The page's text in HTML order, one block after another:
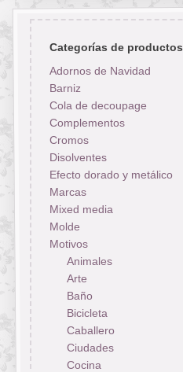
Categorías de productos
Adornos de Navidad
Barniz
Cola de decoupage
Complementos
Cromos
Disolventes
Efecto dorado y metálico
Marcas
Mixed media
Molde
Motivos
Animales
Arte
Baño
Bicicleta
Caballero
Ciudades
Cocina